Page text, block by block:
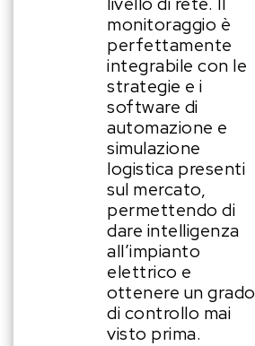
monitoraggio è
perfettamente
integrabile con le
strategie e i
software di
automazione e
simulazione
logistica presenti
sul mercato,
permettendo di
dare intelligenza
all’impianto
elettrico e
ottenere un grado
di controllo mai
visto prima.